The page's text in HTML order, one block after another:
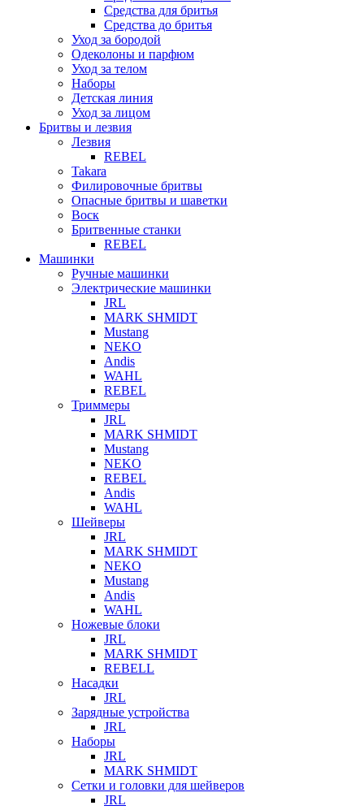
Средства для бритья
Средства до бритья
Уход за бородой
Одеколоны и парфюм
Уход за телом
Наборы
Детская линия
Уход за лицом
Бритвы и лезвия
Лезвия
REBEL
Takara
Филировочные бритвы
Опасные бритвы и шаветки
Воск
Бритвенные станки
REBEL
Машинки
Ручные машинки
Электрические машинки
JRL
MARK SHMIDT
Mustang
NEKO
Andis
WAHL
REBEL
Триммеры
JRL
MARK SHMIDT
Mustang
NEKO
REBEL
Andis
WAHL
Шейверы
JRL
MARK SHMIDT
NEKO
Mustang
Andis
WAHL
Ножевые блоки
JRL
MARK SHMIDT
REBELL
Насадки
JRL
Зарядные устройства
JRL
Наборы
JRL
MARK SHMIDT
Сетки и головки для шейверов
JRL